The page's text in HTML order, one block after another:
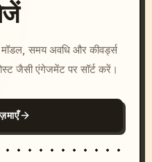
मॉडल, समय अवधि और कीवर्ड्स
जैसी एंगेजमेंट पर सॉर्ट करें।